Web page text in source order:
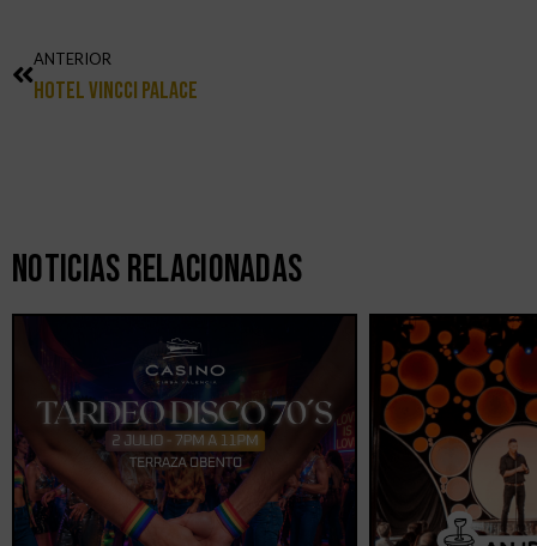
ANTERIOR
Hotel Vincci Palace
Noticias Relacionadas